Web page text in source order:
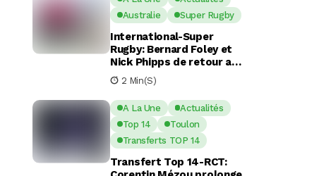
Australie
Super Rugby
International-Super
Rugby: Bernard Foley et
Nick Phipps de retour aux
Waratahs
2 Min(s)
A La Une
Actualités
Top 14
Toulon
Transferts TOP 14
Transfert Top 14-RCT: